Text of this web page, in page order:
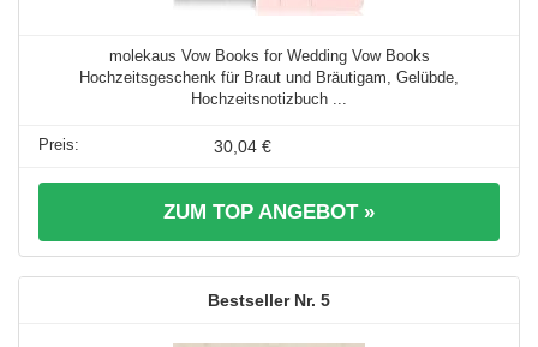
molekaus Vow Books for Wedding Vow Books
Hochzeitsgeschenk für Braut und Bräutigam, Gelübde,
Hochzeitsnotizbuch ...
30,04 €
ZUM TOP ANGEBOT »
5